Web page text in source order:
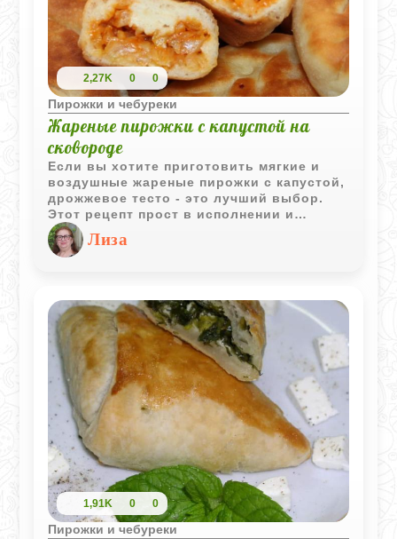
2,27K 0 0
Пирожки и чебуреки
Жареные пирожки с капустой на
сковороде
Если вы хотите приготовить мягкие и
воздушные жареные пирожки с капустой,
дрожжевое тесто - это лучший выбор.
Этот рецепт прост в исполнении и
доставит вам удовольствие от процесса
приготовления.
Лиза
1,91K 0 0
Пирожки и чебуреки